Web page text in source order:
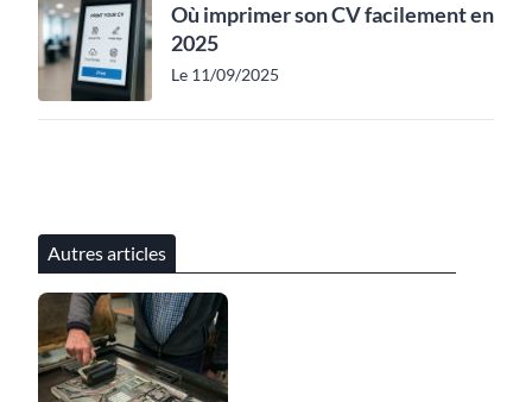
Où imprimer son CV facilement en
2025
Le 11/09/2025
Autres articles